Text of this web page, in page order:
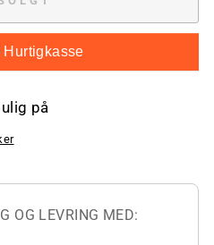
Hurtigkasse
på
OG LEVRING MED: